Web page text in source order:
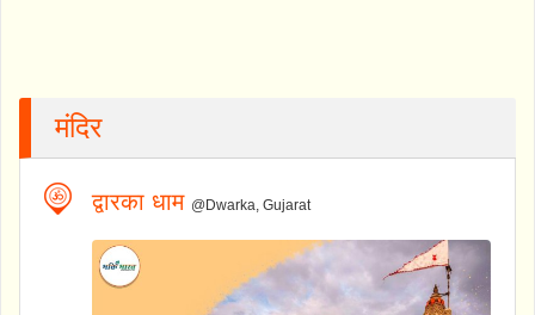
मंदिर
द्वारका धाम @Dwarka, Gujarat